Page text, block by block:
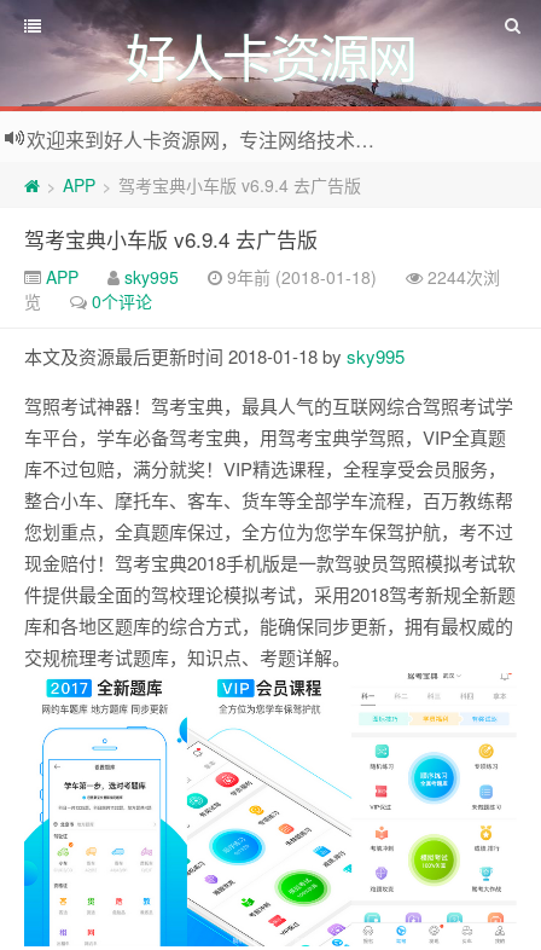
好人卡资源网
欢迎来到好人卡资源网，专注网络技术资源收集，我们不仅是网络资源的搬运工，也生产原创资源。寻找资源请留言或关注公众号:烈日下的男人
> APP > 驾考宝典小车版 v6.9.4 去广告版
驾考宝典小车版 v6.9.4 去广告版
APP sky995 9年前 (2018-01-18)
2244次浏
览
0个评论
本文及资源最后更新时间 2018-01-18 by sky995
驾照考试神器！驾考宝典，最具人气的互联网综合驾照考试学
车平台，学车必备驾考宝典，用驾考宝典学驾照，VIP全真题
库不过包赔，满分就奖！VIP精选课程，全程享受会员服务，
整合小车、摩托车、客车、货车等全部学车流程，百万教练帮
您划重点，全真题库保过，全方位为您学车保驾护航，考不过
现金赔付！驾考宝典2018手机版是一款驾驶员驾照模拟考试软
件提供最全面的驾校理论模拟考试，采用2018驾考新规全新题
库和各地区题库的综合方式，能确保同步更新，拥有最权威的
交规梳理考试题库，知识点、考题详解。